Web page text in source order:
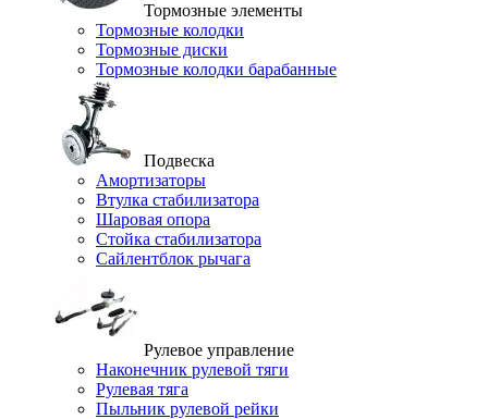
Тормозные элементы
Тормозные колодки
Тормозные диски
Тормозные колодки барабанные
Подвеска
Амортизаторы
Втулка стабилизатора
Шаровая опора
Стойка стабилизатора
Сайлентблок рычага
Рулевое управление
Наконечник рулевой тяги
Рулевая тяга
Пыльник рулевой рейки